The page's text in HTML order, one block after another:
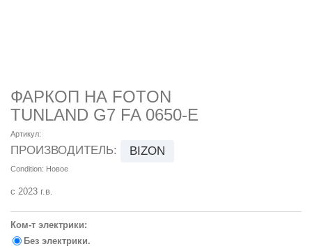
ФАРКОП НА FOTON
TUNLAND G7 FA 0650-E
Артикул:
ПРОИЗВОДИТЕЛЬ: BIZON
Condition: Новое
с 2023 г.в.
Ком-т электрики:
Без электрики.